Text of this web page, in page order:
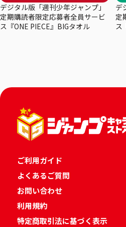
デジタル版「週刊少年ジャンプ」
定期購読者限定応募者全員サービ
ス『ONE PIECE』BIGタオル
デ
定
ス
ご利用ガイド
よくあるご質問
お問い合わせ
利用規約
特定商取引法に基づく表示